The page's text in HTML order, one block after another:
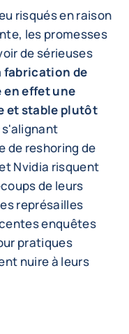
risqués en raison
les promesses
de sérieuses
fabrication de
effet une
et stable plutôt
s'alignant
de reshoring de
Nvidia risquent
de leurs
représailles
enquêtes
pratiques
nuire à leurs